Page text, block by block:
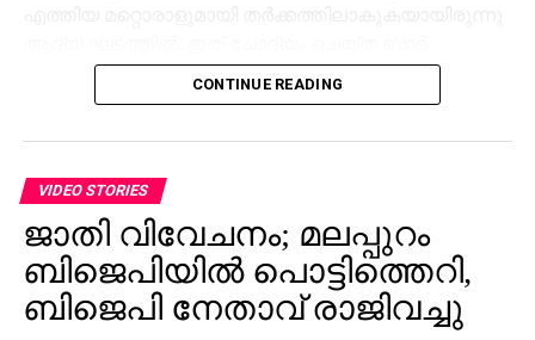
ജീവനക്കാരുമായി സംഘര്‍ഷം ശക്തമായി. പ്രതികളുടെ
സംഘം ആദ്യം ബാറില്‍ നിന്ന് പുറത്തുപോയെങ്കിലും,
ജീവനക്കാര്‍ക്ക് മര്‍ദനമേല്‍ക്കുകയും അക്രമം
ആവര്‍ത്തിച്ച് അഞ്ചുതവണ വരെ തിരിച്ചെത്തി
ആക്രമണം നടത്തിയതായും ബാര്‍ ഉടമ നല്‍കിയ
പരാതിയില്‍ പറയുന്നു. വിദ്യാഭ്യാസ
ആവശ്യങ്ങള്‍ക്കായി എറണാകുളത്ത് എത്തിയവരാണ്
പ്രതികളെന്ന് പൊലീസ് കണ്ടെത്തിയിട്ടുണ്ട്.
CONTINUE READING
VIDEO STORIES
ജാതി വിവേചനം; മലപ്പുറം
ബിജെപിയില്‍ പൊട്ടിത്തെറി,
ബിജെപി നേതാവ് രാജിവച്ചു